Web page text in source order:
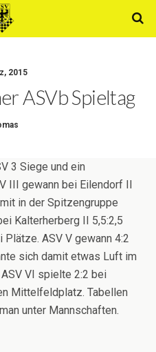
2015
ASVb Spieltag
3 Siege und ein
III gewann bei Eilendorf II
in der Spitzengruppe
Kalterherberg II 5,5:2,5
ASV V gewann 4:2
sich damit etwas Luft im
VI spielte 2:2 bei
Mittelfeldplatz. Tabellen
unter Mannschaften.